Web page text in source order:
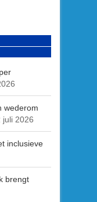
wederom
juli 2026
inclusieve
brengt